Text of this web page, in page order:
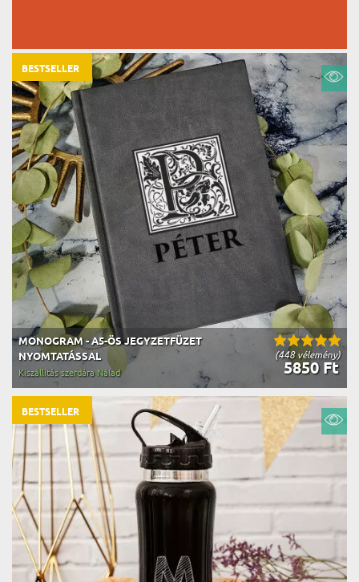
(448 vélemény)
MONOGRAM - A5-ÖS JEGYZETFÜZET
NYOMTATÁSSAL
5850 Ft
Kiszállítás szerdára Nálad
BESTSELLER
BESTSELLER